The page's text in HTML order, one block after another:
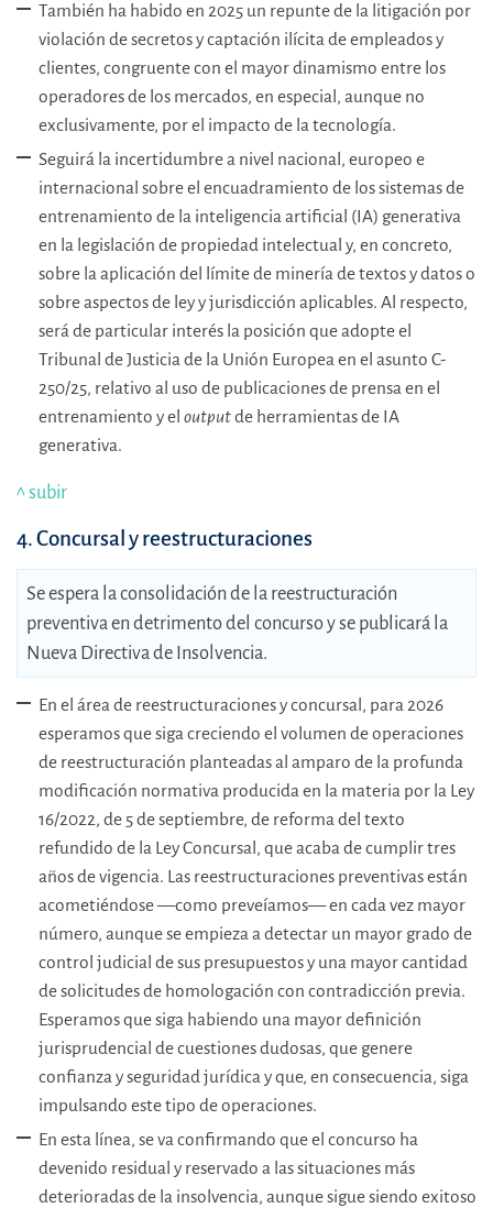
También ha habido en 2025 un repunte de la litigación por
violación de secretos y captación ilícita de empleados y
clientes, congruente con el mayor dinamismo entre los
operadores de los mercados, en especial, aunque no
exclusivamente, por el impacto de la tecnología.
Seguirá la incertidumbre a nivel nacional, europeo e
internacional sobre el encuadramiento de los sistemas de
entrenamiento de la inteligencia artificial (IA) generativa
en la legislación de propiedad intelectual y, en concreto,
sobre la aplicación del límite de minería de textos y datos o
sobre aspectos de ley y jurisdicción aplicables. Al respecto,
será de particular interés la posición que adopte el
Tribunal de Justicia de la Unión Europea en el asunto C-
250/25, relativo al uso de publicaciones de prensa en el
entrenamiento y el outputde herramientas de IA
generativa.
^ subir
4. Concursal y reestructuraciones
Se espera la consolidación de la reestructuración
preventiva en detrimento del concurso y se publicará la
Nueva Directiva de Insolvencia.
En el área de reestructuraciones y concursal, para 2026
esperamos que siga creciendo el volumen de operaciones
de reestructuración planteadas al amparo de la profunda
modificación normativa producida en la materia por la Ley
16/2022, de 5 de septiembre, de reforma del texto
refundido de la Ley Concursal, que acaba de cumplir tres
años de vigencia. Las reestructuraciones preventivas están
acometiéndose —como preveíamos— en cada vez mayor
número, aunque se empieza a detectar un mayor grado de
control judicial de sus presupuestos y una mayor cantidad
de solicitudes de homologación con contradicción previa.
Esperamos que siga habiendo una mayor definición
jurisprudencial de cuestiones dudosas, que genere
confianza y seguridad jurídica y que, en consecuencia, siga
impulsando este tipo de operaciones.
En esta línea, se va confirmando que el concurso ha
devenido residual y reservado a las situaciones más
deterioradas de la insolvencia, aunque sigue siendo exitoso